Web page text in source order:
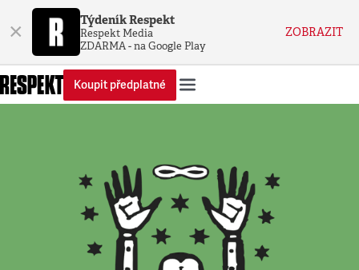
× Týdeník Respekt
Respekt Media
ZDARMA - na Google Play
ZOBRAZIT
Koupit předplatné